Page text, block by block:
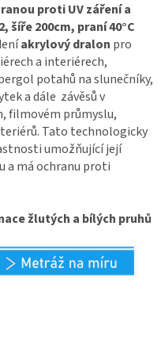
proti UV záření a
šíře 200cm, praní 40°C
akrylový dralon pro
a interiérech,
potahů na slunečníky,
a dále závěsů v
filmovém průmyslu,
Tato technologicky
umožňující její
a má ochranu proti
žlutých a bílých pruhů